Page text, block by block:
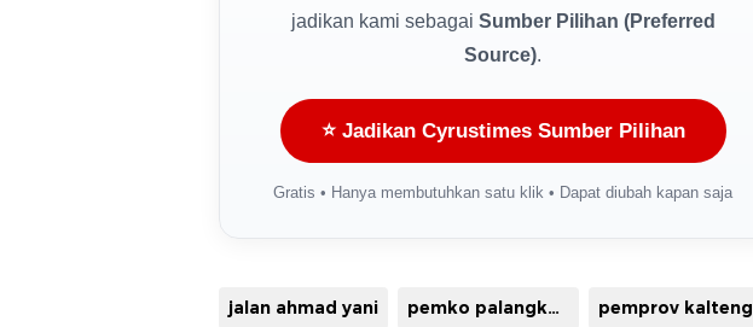
jadikan kami sebagai Sumber Pilihan (Preferred
Source).
⭐ Jadikan Cyrustimes Sumber Pilihan
Gratis • Hanya membutuhkan satu klik • Dapat diubah kapan saja
jalan ahmad yani pemko palangka raya pemprov kalteng